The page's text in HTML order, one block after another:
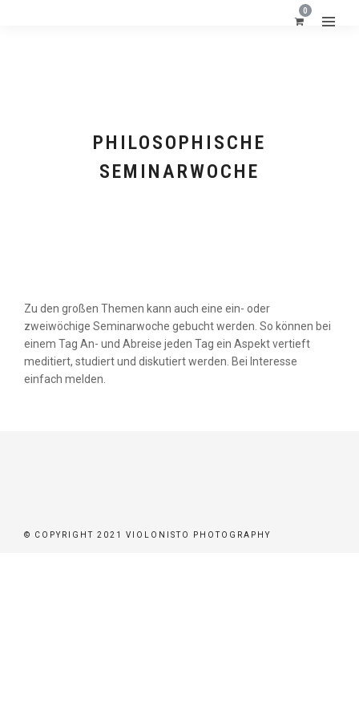
0
PHILOSOPHISCHE
SEMINARWOCHE
Zu den großen Themen kann auch eine ein- oder
zweiwöchige Seminarwoche gebucht werden. So können bei
einem Tag An- und Abreise jeden Tag ein Aspekt vertieft
meditiert, studiert und diskutiert werden. Bei Interesse
einfach melden.
© COPYRIGHT 2021 VIOLONISTO PHOTOGRAPHY